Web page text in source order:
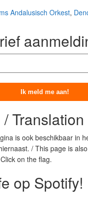
Andalusisch Orkest,
Translation
is ook beschikbaar in
/ This page is
on the flag.
op Spotify!